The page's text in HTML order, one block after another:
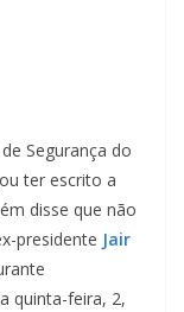
Segurança do
ter escrito a
disse que não
presidente Jair
quinta-feira, 2,